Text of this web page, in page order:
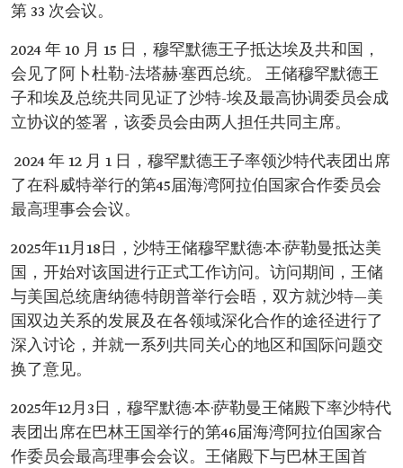
第 33 次会议。
2024 年 10 月 15 日，穆罕默德王子抵达埃及共和国，
会见了阿卜杜勒-法塔赫·塞西总统。 王储穆罕默德王
子和埃及总统共同见证了沙特-埃及最高协调委员会成
立协议的签署，该委员会由两人担任共同主席。
2024 年 12 月 1 日，穆罕默德王子率领沙特代表团出席
了在科威特举行的第45届海湾阿拉伯国家合作委员会
最高理事会会议。
2025年11月18日，沙特王储穆罕默德·本·萨勒曼抵达美
国，开始对该国进行正式工作访问。访问期间，王储
与美国总统唐纳德·特朗普举行会晤，双方就沙特—美
国双边关系的发展及在各领域深化合作的途径进行了
深入讨论，并就一系列共同关心的地区和国际问题交
换了意见。
2025年12月3日，穆罕默德·本·萨勒曼王储殿下率沙特代
表团出席在巴林王国举行的第46届海湾阿拉伯国家合
作委员会最高理事会会议。王储殿下与巴林王国首